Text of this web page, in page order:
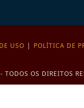
USO POLÍTICA DE
OS DIREITOS